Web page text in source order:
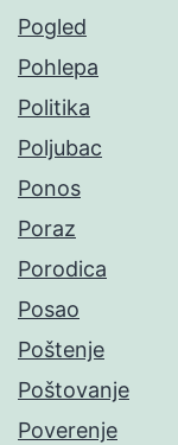
Pogled
Pohlepa
Politika
Poljubac
Ponos
Poraz
Porodica
Posao
Poštenje
Poštovanje
Poverenje